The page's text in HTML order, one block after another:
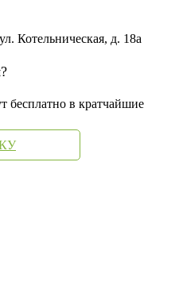
Котельническая, д. 18а
бесплатно в кратчайшие